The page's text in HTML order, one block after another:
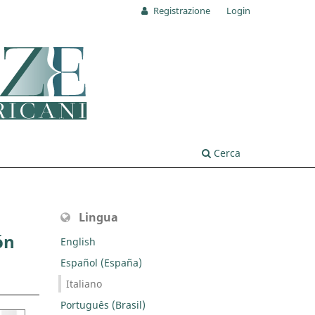
Cerca
Registrazione Login
Lingua
English
Español (España)
Italiano
Português (Brasil)